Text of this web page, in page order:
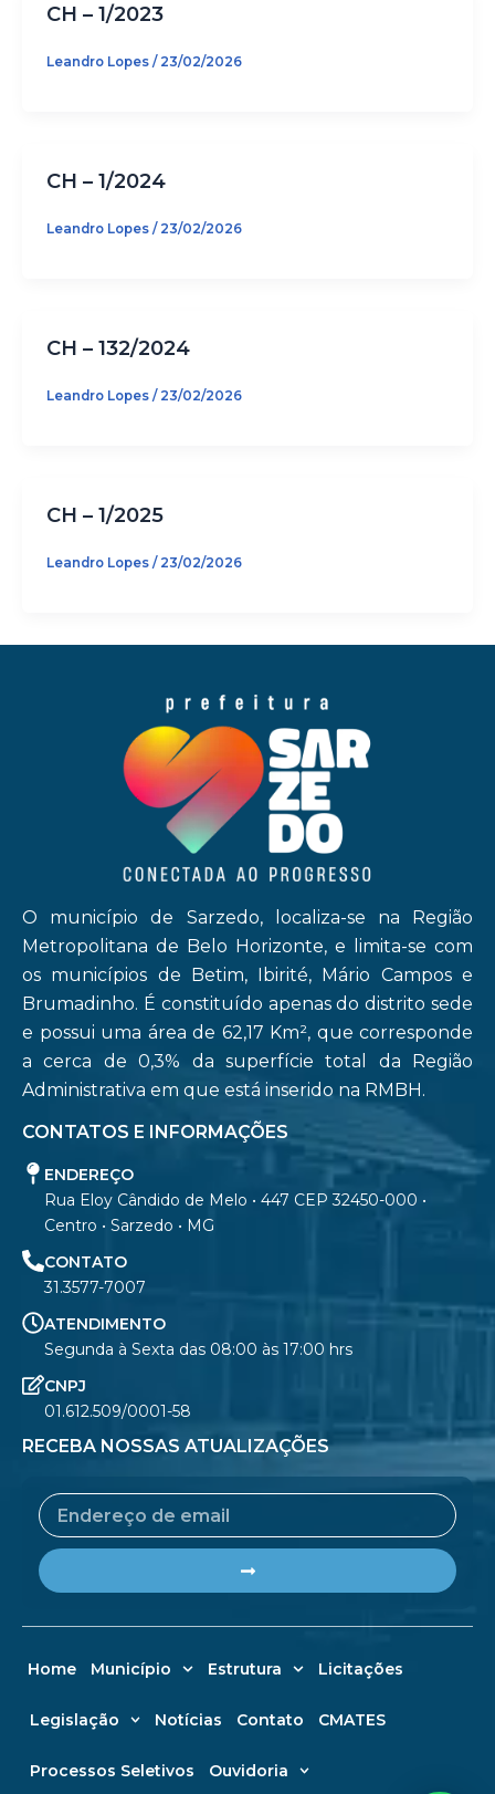
CH – 1/2023
Leandro Lopes / 23/02/2026
CH – 1/2024
Leandro Lopes / 23/02/2026
CH – 132/2024
Leandro Lopes / 23/02/2026
CH – 1/2025
Leandro Lopes / 23/02/2026
O município de Sarzedo, localiza-se na Região
Metropolitana de Belo Horizonte, e limita-se com
os municípios de Betim, Ibirité, Mário Campos e
Brumadinho. É constituído apenas do distrito sede
e possui uma área de 62,17 Km², que corresponde
a cerca de 0,3% da superfície total da Região
Administrativa em que está inserido na RMBH.
CONTATOS E INFORMAÇÕES
ENDEREÇO
Rua Eloy Cândido de Melo • 447 CEP 32450-000 •
Centro • Sarzedo • MG
CONTATO
31.3577-7007
ATENDIMENTO
Segunda à Sexta das 08:00 às 17:00 hrs
CNPJ
01.612.509/0001-58
RECEBA NOSSAS ATUALIZAÇÕES
Email
Submit
Home Município Estrutura Licitações
Legislação Notícias Contato CMATES
Processos Seletivos Ouvidoria